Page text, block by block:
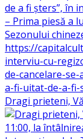
Dragi prieteni,